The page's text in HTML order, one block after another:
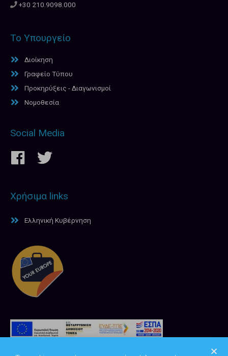
+30 210.9098.000
Το Υπουργείο
Διοίκηση
Γραφείο Τύπου
Προκηρύξεις - Διαγωνισμοί
Νομοθεσία
Social Media
Χρήσιμα links
Ελληνική Κυβέρνηση